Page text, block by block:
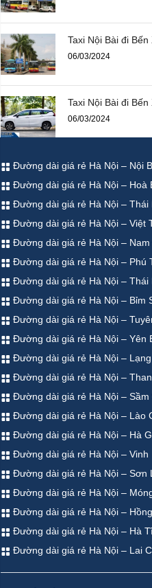
Taxi Nội Bài đi
06/03/2024
Taxi Nội Bài đi
06/03/2024
Đường dài giá rẻ Hà Nội – Nội
Đường dài giá rẻ Hà Nội – Hoà
Đường dài giá rẻ Hà Nội – Thái
Đường dài giá rẻ Hà Nội – Việt
Đường dài giá rẻ Hà Nội –
Đường dài giá rẻ Hà Nội – Phú
Đường dài giá rẻ Hà Nội – Thái
Đường dài giá rẻ Hà Nội – Bỉm
Đường dài giá rẻ Hà Nội –
Đường dài giá rẻ Hà Nội – Yên
Đường dài giá rẻ Hà Nội –
Đường dài giá rẻ Hà Nội –
Đường dài giá rẻ Hà Nội – Sầm
Đường dài giá rẻ Hà Nội – Lào
Đường dài giá rẻ Hà Nội – Hà
Đường dài giá rẻ Hà Nội – Vinh
Đường dài giá rẻ Hà Nội – Sơn
Đường dài giá rẻ Hà Nội –
Đường dài giá rẻ Hà Nội –
Đường dài giá rẻ Hà Nội – Hà
Đường dài giá rẻ Hà Nội – Lai